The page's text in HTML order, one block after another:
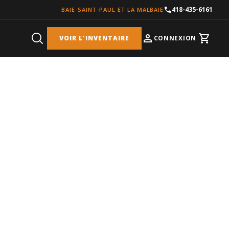
BAIE-SAINT-PAUL ET LA MALBAIE 418-435-6161
VOIR L'INVENTAIRE CONNEXION Cart